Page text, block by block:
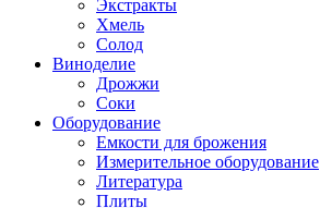
Экстракты
Хмель
Солод
Виноделие
Дрожжи
Соки
Оборудование
Емкости для брожения
Измерительное оборудование
Литература
Плиты